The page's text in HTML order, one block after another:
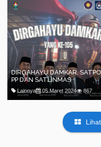
DIRGAHAYU DAMKAR,
PP DAN SATLINMAS
Lainnya 05 Maret 2024 867